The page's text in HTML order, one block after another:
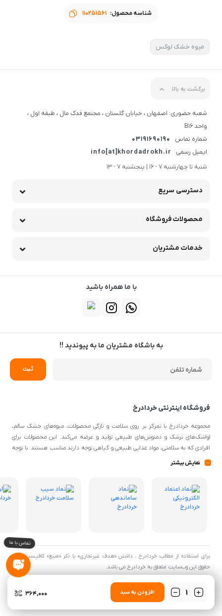
تعداد
افزودن به سبد 364,000
شناسه محصول: 110251561
میوه خشک لوکس
برگشت به بالا
شعبه حضوری: اصفهان ، خیابان گلستان ، مجتمع فدک مال ، طبقه اول ،
واحد B16
شماره تماس
03191690190
ایمیل رسمی
info[at]khordadrokh.ir
شنبه تا چهارشنبه 7 - 16 | پنجشنبه 7 - 13
دسترسی سریع
محصولات فروشگاه
خدمات مشتریان
با ما همراه باشید
به باشگاه مشتریان ما به پیوندید !!
فروشگاه اینترنتی خردادرخ
مجموعه خردادرخ با تمرکز بر روی سلامت و تازگی محصولات، میوه‌های خشک سالم،
لواشک‌های ترشک و دمنوش‌های طبیعی تولید و عرضه می‌کند. این محصولات برای
افرادی که به سلامتی، مواد غذایی طبیعی و گیاهی توجه دارند مناسب هستند. با توجه
به اینکه از مواد اولیه طبیعی و کیفیتی برای تهیه محصولات استفاده می‌شود، می‌توانند
نمایش بیشتر
برای استفاده از مطالب خردادرخ ، داشتن «هدف غیرتجاری» با ذکر «منبع» کافیست. تمام
حقوق اين وب‌سايت متعلق به خردادرخ می باشد.